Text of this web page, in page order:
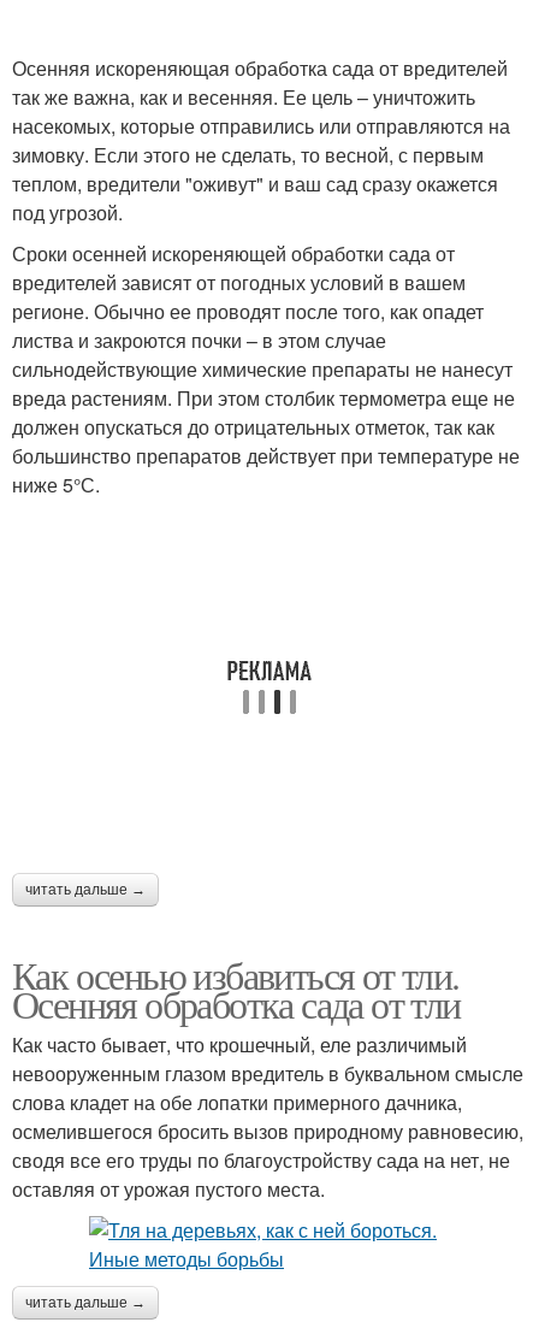
Осенняя искореняющая обработка сада от вредителей
так же важна, как и весенняя. Ее цель – уничтожить
насекомых, которые отправились или отправляются на
зимовку. Если этого не сделать, то весной, с первым
теплом, вредители "оживут" и ваш сад сразу окажется
под угрозой.
Сроки осенней искореняющей обработки сада от
вредителей зависят от погодных условий в вашем
регионе. Обычно ее проводят после того, как опадет
листва и закроются почки – в этом случае
сильнодействующие химические препараты не нанесут
вреда растениям. При этом столбик термометра еще не
должен опускаться до отрицательных отметок, так как
большинство препаратов действует при температуре не
ниже 5°С.
читать дальше →
Как осенью избавиться от тли.
Осенняя обработка сада от тли
Как часто бывает, что крошечный, еле различимый
невооруженным глазом вредитель в буквальном смысле
слова кладет на обе лопатки примерного дачника,
осмелившегося бросить вызов природному равновесию,
сводя все его труды по благоустройству сада на нет, не
оставляя от урожая пустого места.
читать дальше →